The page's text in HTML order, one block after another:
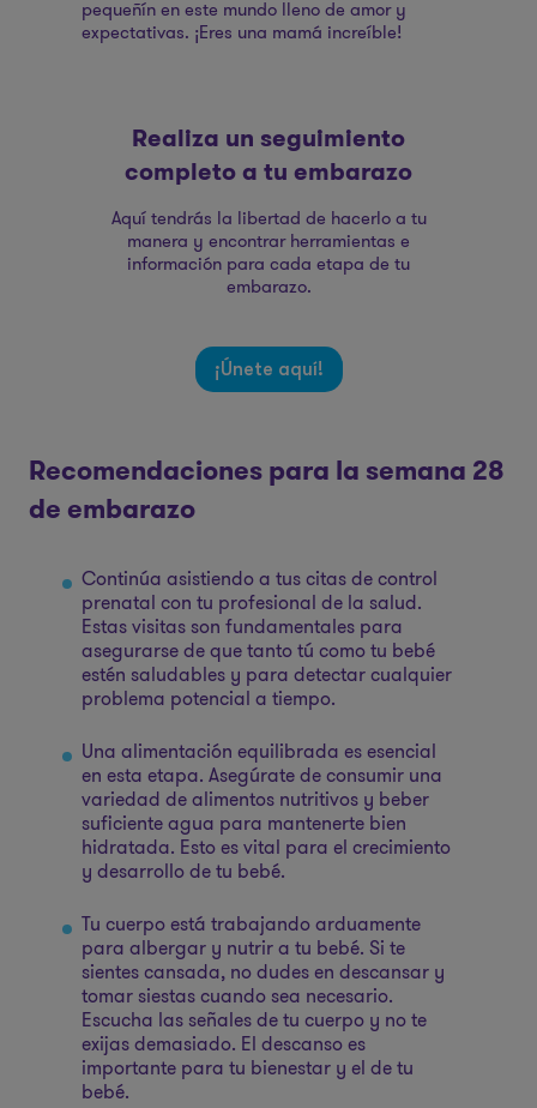
pequeñín en este mundo lleno de amor y
expectativas. ¡Eres una mamá increíble!
Realiza un seguimiento
completo a tu embarazo
Aquí tendrás la libertad de hacerlo a tu
manera y encontrar herramientas e
información para cada etapa de tu
embarazo.
¡Únete aquí!
Recomendaciones para la semana 28
de embarazo
Continúa asistiendo a tus citas de control
prenatal con tu profesional de la salud.
Estas visitas son fundamentales para
asegurarse de que tanto tú como tu bebé
estén saludables y para detectar cualquier
problema potencial a tiempo.
Una alimentación equilibrada es esencial
en esta etapa. Asegúrate de consumir una
variedad de alimentos nutritivos y beber
suficiente agua para mantenerte bien
hidratada. Esto es vital para el crecimiento
y desarrollo de tu bebé.
Tu cuerpo está trabajando arduamente
para albergar y nutrir a tu bebé. Si te
sientes cansada, no dudes en descansar y
tomar siestas cuando sea necesario.
Escucha las señales de tu cuerpo y no te
exijas demasiado. El descanso es
importante para tu bienestar y el de tu
bebé.